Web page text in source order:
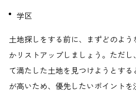
学区
土地探しをする前に、まずどのよ
かリストアップしましょう。ただ
て満たした土地を見つけようとす
が高いため、優先したいポイントを